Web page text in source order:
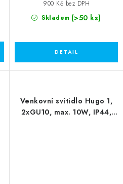
Skladem (>50 ks)
900 Kč bez DPH
Venkovní svítidlo Hugo 1,
2xGU10, max. 10W, IP44,